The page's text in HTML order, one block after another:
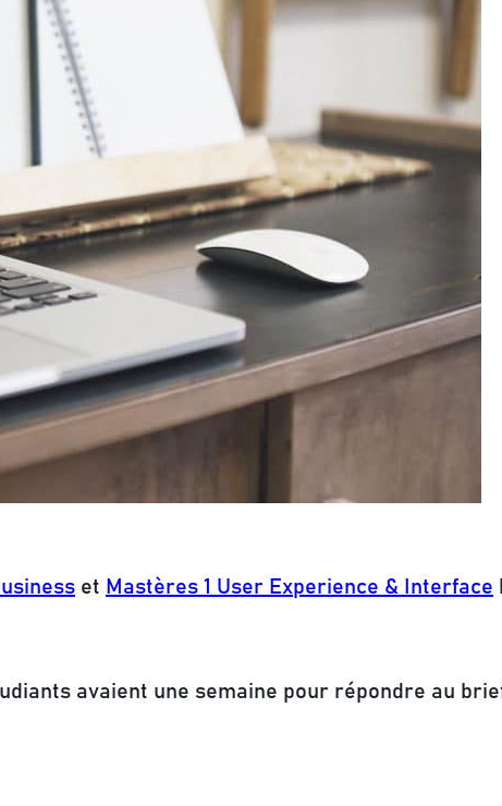
et Mastères 1 User Experience & Interface
avaient une semaine pour répondre au